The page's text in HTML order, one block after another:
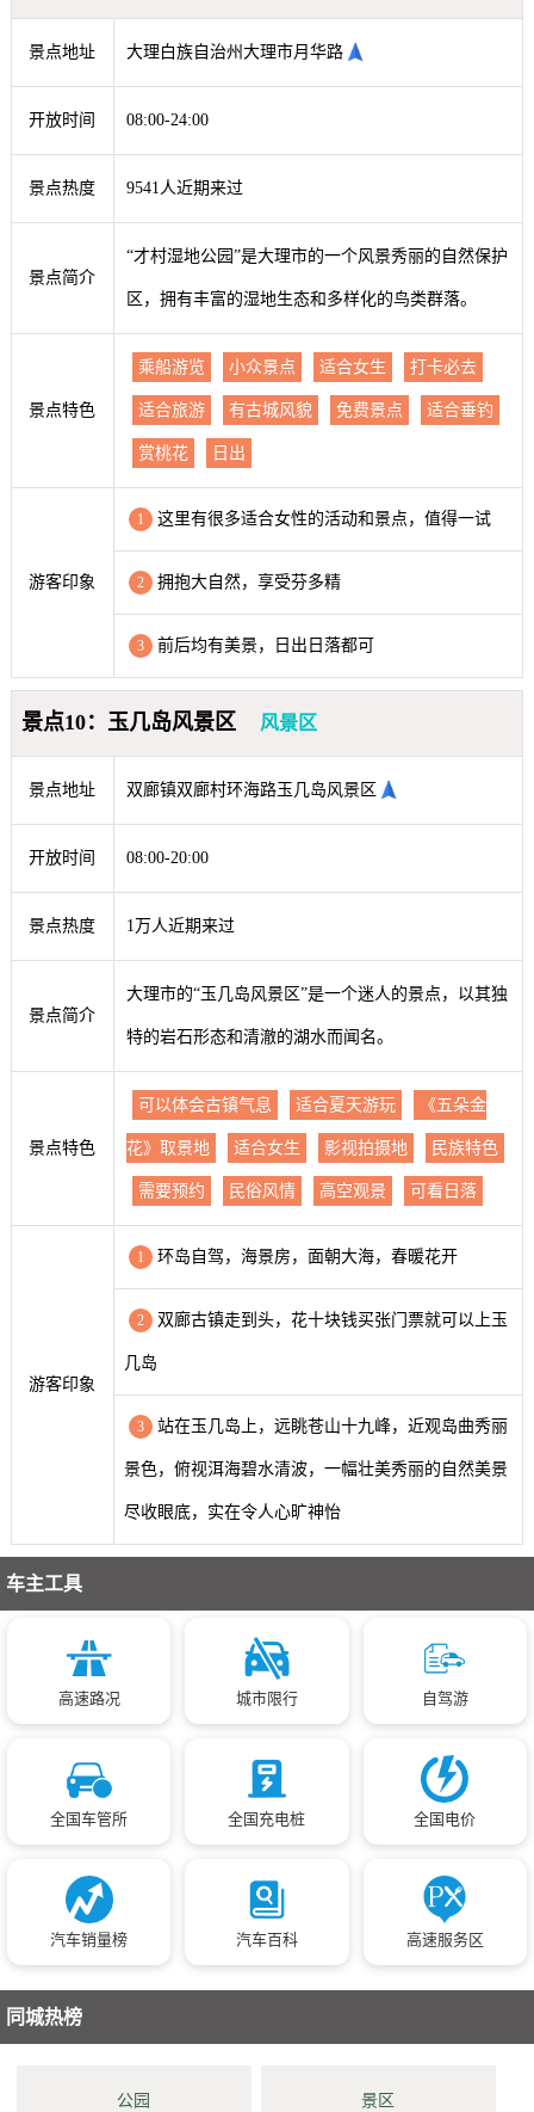
景点地址 大理白族自治州大理市月华路
开放时间 08:00-24:00
景点热度 9541人近期来过
景点简介
“才村湿地公园”是大理市的一个风景秀丽的自然保护
区，拥有丰富的湿地生态和多样化的鸟类群落。
景点特色
乘船游览 小众景点 适合女生 打卡必去
适合旅游 有古城风貌 免费景点 适合垂钓
赏桃花 日出
游客印象
1 这里有很多适合女性的活动和景点，值得一试
2 拥抱大自然，享受芬多精
3 前后均有美景，日出日落都可
景点10：玉几岛风景区 风景区
景点地址 双廊镇双廊村环海路玉几岛风景区
开放时间 08:00-20:00
景点热度 1万人近期来过
景点简介
大理市的“玉几岛风景区”是一个迷人的景点，以其独
特的岩石形态和清澈的湖水而闻名。
景点特色
可以体会古镇气息 适合夏天游玩 《五朵金
花》取景地 适合女生 影视拍摄地 民族特色
需要预约 民俗风情 高空观景 可看日落
游客印象
1 环岛自驾，海景房，面朝大海，春暖花开
2 双廊古镇走到头，花十块钱买张门票就可以上玉
几岛
3 站在玉几岛上，远眺苍山十九峰，近观岛曲秀丽
景色，俯视洱海碧水清波，一幅壮美秀丽的自然美景
尽收眼底，实在令人心旷神怡
车主工具
高速路况 城市限行 自驾游
全国车管所 全国充电桩 全国电价
汽车销量榜 汽车百科 高速服务区
同城热榜
公园 景区